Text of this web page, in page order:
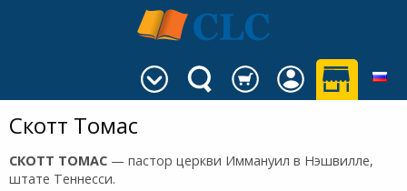
Скотт Томас
СКОТТ ТОМАС — пастор церкви Иммануил в Нэшвилле,
штате Теннесси.